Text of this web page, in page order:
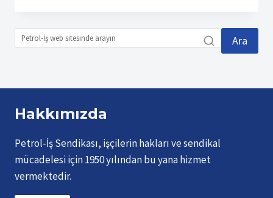
KAYA
Ara
Hakkımızda
Petrol-İş Sendikası, işçilerin hakları ve sendikal
mücadelesi için 1950 yılından bu yana hizmet
vermektedir.